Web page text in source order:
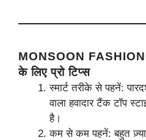
MONSOON
के लिए प्रो टिप्स
स्मार्ट तरीके से पहनें:
वाला हवादार टैंक टॉप
है।
कम से कम पहनें: बहुत